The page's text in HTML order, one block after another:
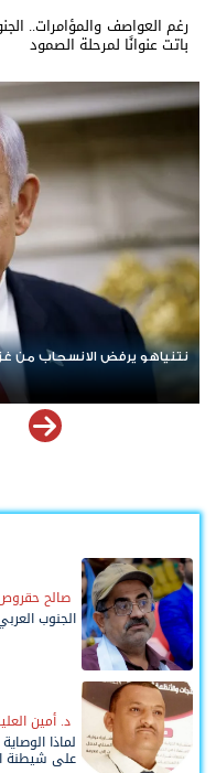
رغم العواصف والمؤامرات..
باتت عنوانًا لمرحلة الصمود
ردا على «خروقات» حزب الله..
صالح
الجنوب
د. أمين
لماذا
على شيطنة